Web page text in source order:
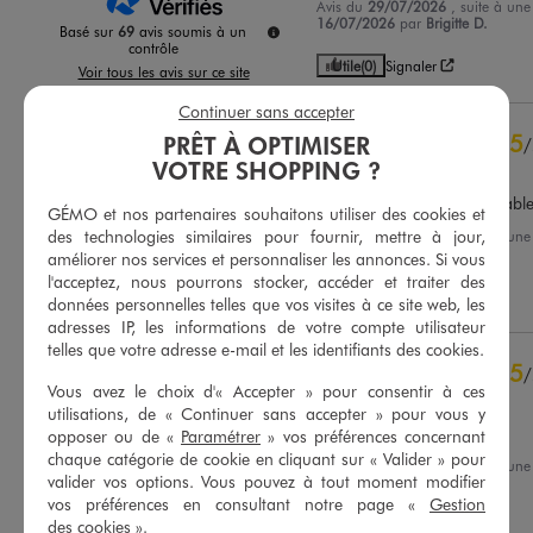
Basé sur 69 avis soumis à un
contrôle
Voir tous les avis sur ce site
57
10
1
1étoile 0
Trier les avis
Avis du 29/07/2026 , suite à
16/07/2026 par Brigitte D.
Utile(0) Signaler
5/
Avis vérifié et récompensé
vetement parfait,très
Avis du 15/07/2026
, suite à
30/06/2026 par Eliane C.
Utile (0) Signaler
5/
Avis vérifié et récompensé
Bien
Avis du 14/07/2026 , suite à
01/07/2026 par Ghislaine M.
PRÊT À OPTIMISER
VOTRE SHOPPING ?
GÉMO et nos partenaires souhaitons utiliser des cookies et
des technologies similaires pour fournir, mettre à jour,
améliorer nos services et personnaliser les annonces. Si vous
l'acceptez, nous pourrons stocker, accéder et traiter des
données personnelles telles que vos visites à ce site web, les
adresses IP, les informations de votre compte utilisateur
telles que votre adresse e-mail et les identifiants des cookies.
Vous avez le choix d'« Accepter » pour consentir à ces
utilisations, de « Continuer sans accepter » pour vous y
opposer ou de « Paramétrer » vos préférences concernant
chaque catégorie de cookie en cliquant sur « Valider » pour
valider vos options. Vous pouvez à tout moment modifier
vos préférences en consultant notre page « Gestion
des cookies ».
Continuer sans accepter